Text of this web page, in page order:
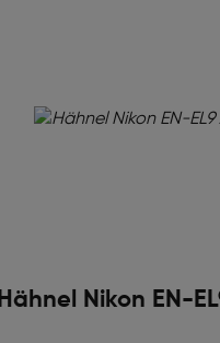
Hähnel Nikon EN-